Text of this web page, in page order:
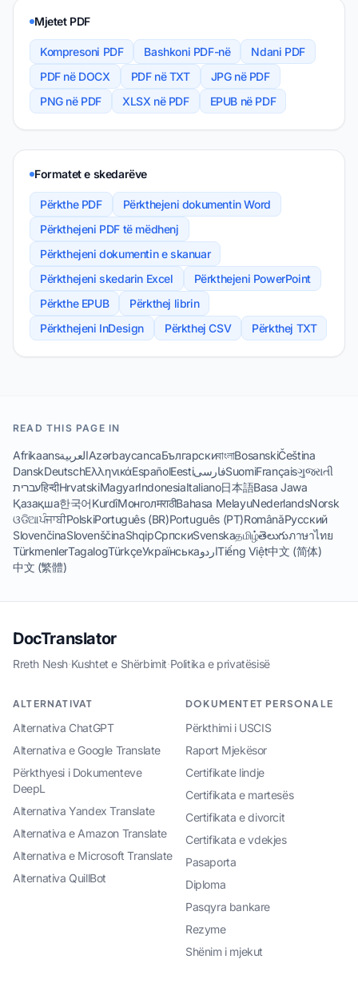
Mjetet PDF
Kompresoni PDF Bashkoni PDF-në
Ndani PDF
PDF në DOCX
PDF në TXT
JPG në PDF
PNG në PDF
XLSX në PDF EPUB në PDF
Formatet e skedarëve
Përkthe PDF
Përkthejeni dokumentin Word
Përkthejeni PDF të mëdhenj
Përkthejeni dokumentin e skanuar
Përkthejeni skedarin Excel
Përkthejeni PowerPoint
Përkthe EPUB
Përkthej librin
Përkthejeni InDesign
Përkthej CSV Përkthej TXT
READ THIS PAGE IN
AfrikaansالعربيةAzərbaycancaБългарскиবাংলাBosanskiČeština
DanskDeutschΕλληνικάEspañolEestiفارسیSuomiFrançaisગુજરાતી
עבריתहिन्दीHrvatskiMagyarIndonesiaItaliano日本語Basa Jawa
Қазақша한국어KurdîМонголमराठीBahasa MelayuNederlandsNorsk
ଓଡିଆਪੰਜਾਬੀPolskiPortuguês (BR)Português (PT)RomânăРусский
SlovenčinaSlovenščinaShqipСрпскиSvenskaதமிழ்తెలుగుภาษาไทย
TürkmenlerTagalogTürkçeУкраїнськаاردوTiếng Việt中文 (简体)
中文 (繁體)
DocTranslator
Rreth Nesh·Kushtet e Shërbimit·Politika e privatësisë
ALTERNATIVAT
Alternativa ChatGPT
Alternativa e Google Translate
Përkthyesi i Dokumenteve
DeepL
Alternativa Yandex Translate
Alternativa e Amazon Translate
Alternativa e Microsoft Translate
Alternativa QuillBot
DOKUMENTET PERSONALE
Përkthimi i USCIS
Raport Mjekësor
Certifikate lindje
Certifikata e martesës
Certifikata e divorcit
Certifikata e vdekjes
Pasaporta
Diploma
Pasqyra bankare
Rezyme
Shënim i mjekut